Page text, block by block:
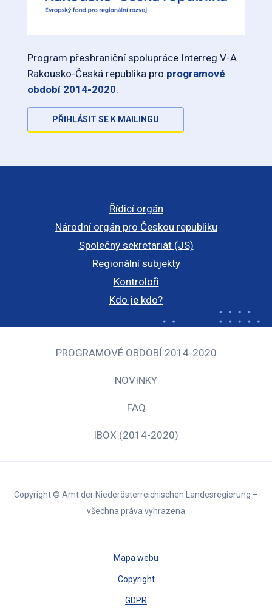
Program přeshraniční spolupráce Interreg V-A
Rakousko-Česká republika pro programové
období 2014-2020.
PŘIHLÁSIT SE K MAILINGU
Řídicí orgán
Národní orgán pro Českou republiku
Společný sekretariát (JS)
Regionální subjekty
Kontroloři
Kdo je kdo?
PROGRAMOVÉ OBDOBÍ 2014-2020
NOVINKY
FAQ
IBOX (2014-2020)
Copyright © Amt der Niederösterreichischen Landesregierung –
všechna práva vyhrazena
Mapa webu
Copyright
GDPR